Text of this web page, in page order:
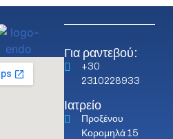
Για ραντεβού:
+30
2310228933
Ιατρείο
Προξένου
Κορομηλά 15